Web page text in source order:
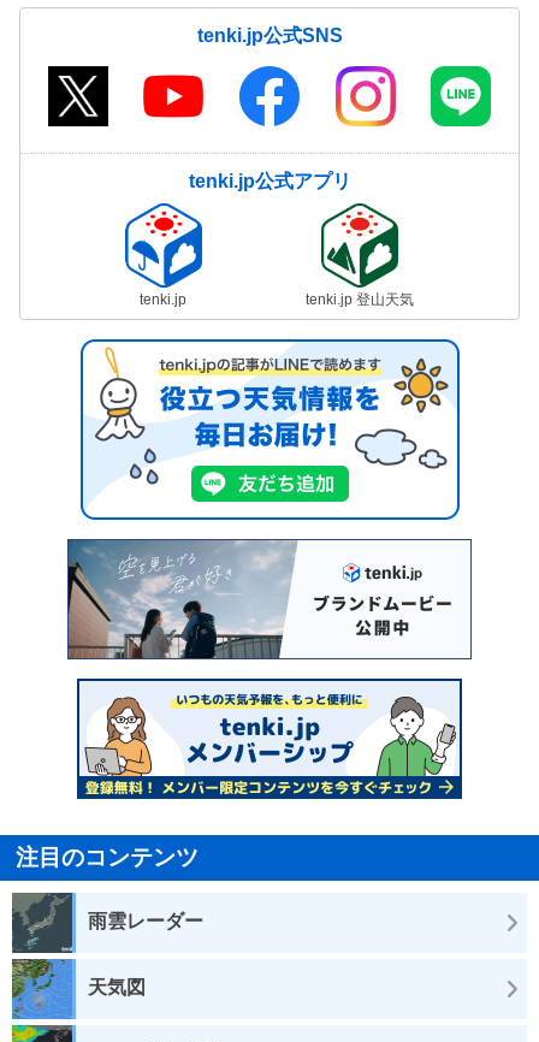
tenki.jp公式SNS
tenki.jp公式アプリ
tenki.jp tenki.jp 登山天気
注目のコンテンツ
雨雲レーダー
天気図